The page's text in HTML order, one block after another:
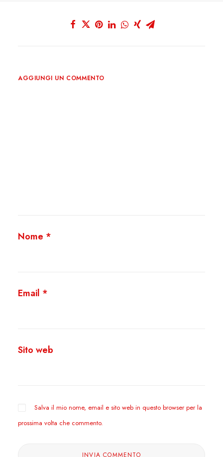
AGGIUNGI UN COMMENTO
Nome *
Email *
Sito web
Salva il mio nome, email e sito web in questo browser per la
prossima volta che commento.